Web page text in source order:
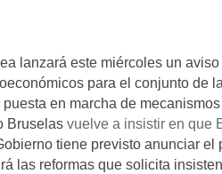
lanzará este miércoles un
para el conjunto de
en marcha de
Bruselas vuelve a insistir en que
tiene previsto anunciar el
las reformas que solicita